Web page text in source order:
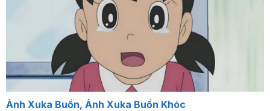
Ảnh Xuka Buồn, Ảnh Xuka Buồn Khóc